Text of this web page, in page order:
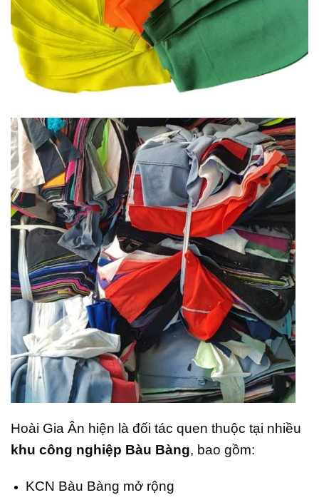
Hoài Gia Ân hiện là đối tác quen thuộc tại nhiều
khu công nghiệp Bàu Bàng, bao gồm:
KCN Bàu Bàng mở rộng